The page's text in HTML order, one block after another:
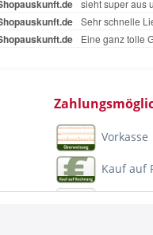
Vorkasse
Kauf auf